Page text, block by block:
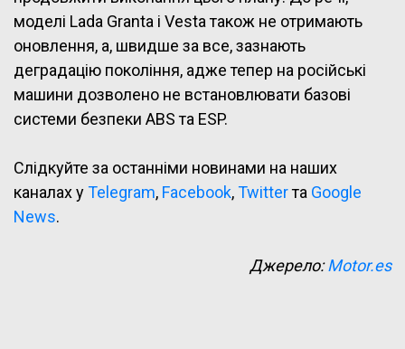
моделі Lada Granta і Vesta також не отримають
оновлення, а, швидше за все, зазнають
деградацію покоління, адже тепер на російські
машини дозволено не встановлювати базові
системи безпеки ABS та ESP.
Слідкуйте за останніми новинами на наших
каналах уTelegram, Facebook,Twitterта Google
News.
Джерело:Motor.es